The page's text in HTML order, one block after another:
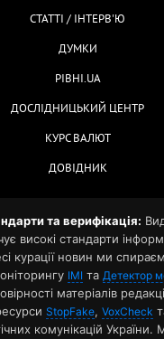
СТАТТІ / ІНТЕРВ'Ю
ДУМКИ
РІВНІ.UA
ДОСЛІДНИЦЬКИЙ ЦЕНТР
КУРС ВАЛЮТ
ДОВІДНИК
та верифікація:
високі стандарти
курації новин ми
ІМІ та Детектор
матеріалів
StopFake, VoxCheck
комунікацій України.